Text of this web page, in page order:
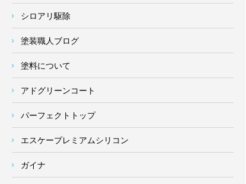
シロアリ駆除
塗装職人ブログ
塗料について
アドグリーンコート
パーフェクトトップ
エスケープレミアムシリコン
ガイナ